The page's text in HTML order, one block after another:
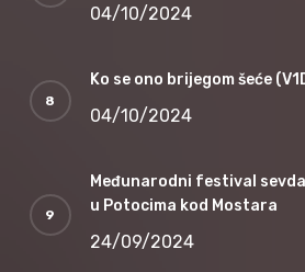
04/10/2024
Ko se ono brijegom šeće
04/10/2024
Međunarodni festival
u Potocima kod Mostara
24/09/2024